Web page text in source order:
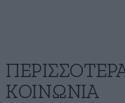
ΚΟΙΝΩΝΙΑ